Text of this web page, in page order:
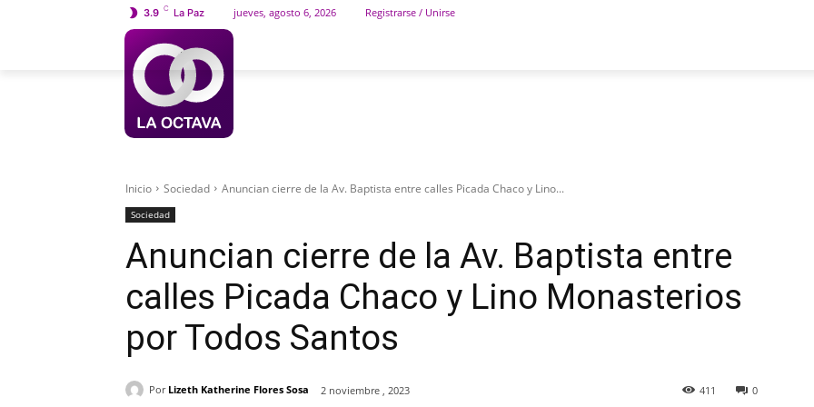
3.9 C La Paz jueves, agosto 6, 2026 Registrarse / Unirse
Inicio Sociedad Anuncian cierre de la Av. Baptista entre calles Picada Chaco y Lino...
Sociedad
Anuncian cierre de la Av. Baptista entre
calles Picada Chaco y Lino Monasterios
por Todos Santos
Por Lizeth Katherine Flores Sosa 2 noviembre , 2023 0
411